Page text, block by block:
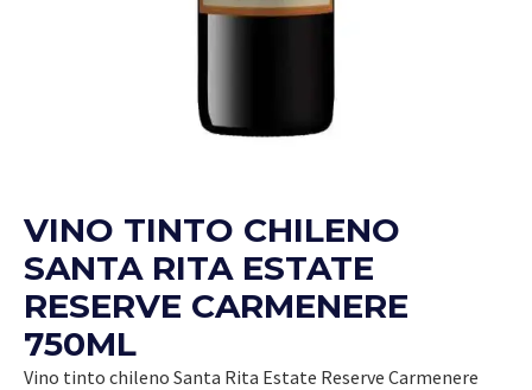
VINO TINTO CHILENO
SANTA RITA ESTATE
RESERVE CARMENERE
750ML
Vino tinto chileno Santa Rita Estate Reserve Carmenere